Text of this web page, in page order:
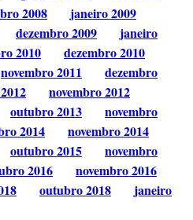
2008
janeiro 2009
dezembro 2009
janeiro
2010
dezembro 2010
novembro 2011
dezembro
novembro 2012
outubro 2013
novembro
2014
novembro 2014
outubro 2015
novembro
2016
novembro 2016
outubro 2018
janeiro